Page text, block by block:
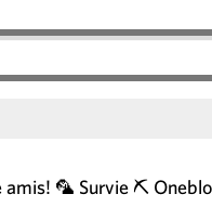
amis! 🦜 Survie ⛏️